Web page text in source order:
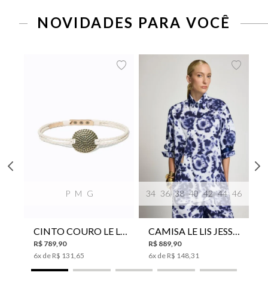
NOVIDADES PARA VOCÊ
P M G
R$ 789 90
6x de R$ 131 65
34 36 38 40 42 44 46
R$ 889 90
6x de R$ 148 31